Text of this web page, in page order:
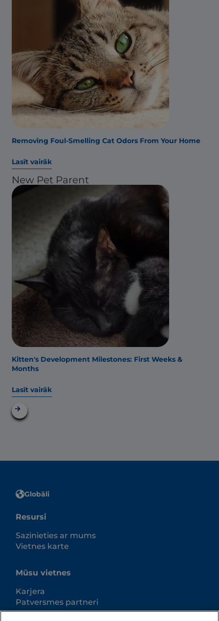
Removing Foul-Smelling Cat Odors From Your Home
Lasīt vairāk
New Pet Parent
Kitten's Development Milestones: First Weeks &
Months
Lasīt vairāk
Globāli
Resursi
Sazinieties ar mums
Vietnes karte
Mūsu vietnes
Karjera
Patversmes partneri